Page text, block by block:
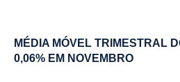
MÉDIA MÓVEL TRIMESTRAL
0,06% EM NOVEMBRO